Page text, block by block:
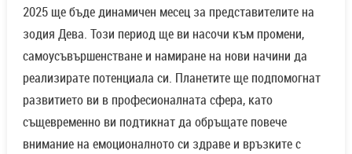
2025 ще бъде динамичен месец за представителите на
зодия Дева. Този период ще ви насочи към промени,
самоусъвършенстване и намиране на нови начини да
реализирате потенциала си. Планетите ще подпомогнат
развитието ви в професионалната сфера, като
същевременно ви подтикнат да обръщате повече
внимание на емоционалното си здраве и връзките с